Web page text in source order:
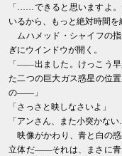
「……できると思いますよ
いるから、もっと絶対時間
ムハメッド・シャイフの
ぎにウインドウが開く。
「――出ました。けっこう
た二つの巨大ガス惑星の位
の――」
「さっさと映しなさいよ」
「アンさん、また小突かな
映像がかわり、青と白の
立体だ――それは、まさに青